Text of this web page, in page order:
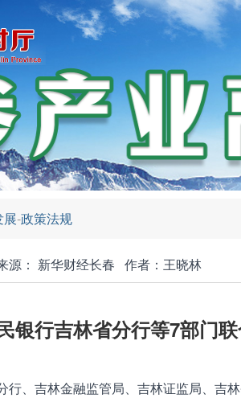
展-政策法规
源： 新华财经长春 作者：王晓林
银行吉林省分行等7部门
行、吉林金融监管局、吉林证监局、吉